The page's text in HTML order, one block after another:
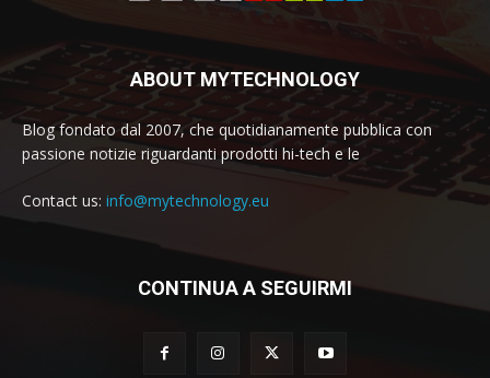
ABOUT MYTECHNOLOGY
Blog fondato dal 2007, che quotidianamente pubblica con
passione notizie riguardanti prodotti hi-tech e le
Contact us: info@mytechnology.eu
CONTINUA A SEGUIRMI